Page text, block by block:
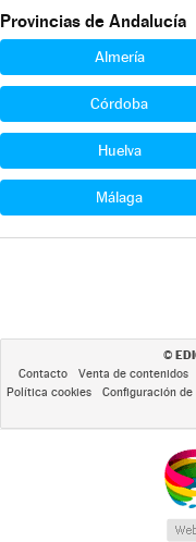
Provincias de Andalucía
Almería
Córdoba
Huelva
Málaga
©
Contacto Venta de contenidos
Política cookies
Configuración de